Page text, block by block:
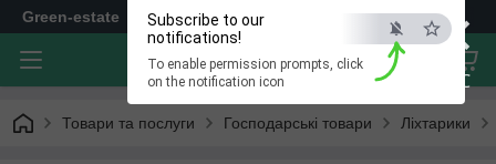
×
ESC
Subscribe to our
notifications!
To enable permission prompts, click
on the notification icon
Green-estate
Товари та послуги Господарські товари Ліхтарики